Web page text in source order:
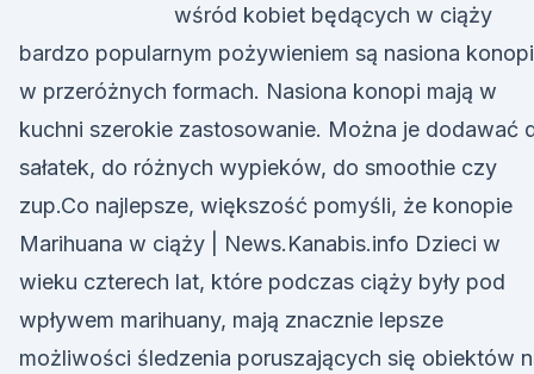
wśród kobiet będących w ciąży
bardzo popularnym pożywieniem są nasiona konopi
w przeróżnych formach. Nasiona konopi mają w
kuchni szerokie zastosowanie. Można je dodawać
sałatek, do różnych wypieków, do smoothie czy
zup.Co najlepsze, większość pomyśli, że konopie
Marihuana w ciąży | News.Kanabis.info Dzieci w
wieku czterech lat, które podczas ciąży były pod
wpływem marihuany, mają znacznie lepsze
możliwości śledzenia poruszających się obiektów